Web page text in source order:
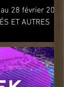
28 février 2022
ET AUTRES
de l'artiste...